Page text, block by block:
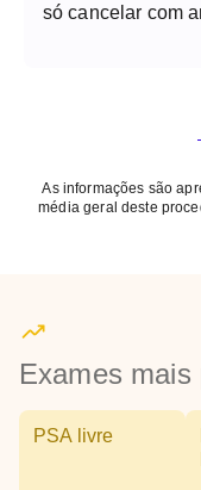
só cancelar com
As informações são
média geral deste
Exames mais
PSA livre